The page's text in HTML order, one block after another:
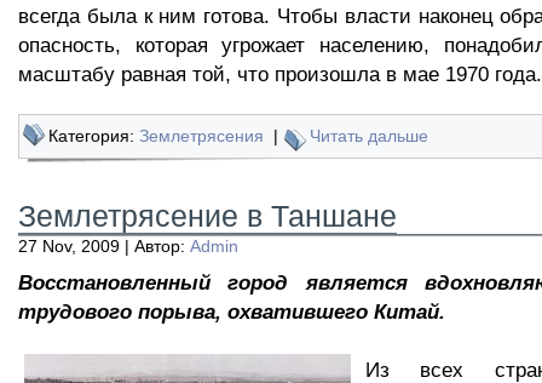
всегда была к ним готова. Чтобы власти наконец
опасность, которая угрожает населению,
масштабу равная той, что произошла в мае 1970 года.
Категория: Землетрясения | Читать дальше
Землетрясение в Таншане
27 Nov, 2009 | Автор: Admin
Восстановленный город является
трудового порыва, охватившего Китай.
Из всех